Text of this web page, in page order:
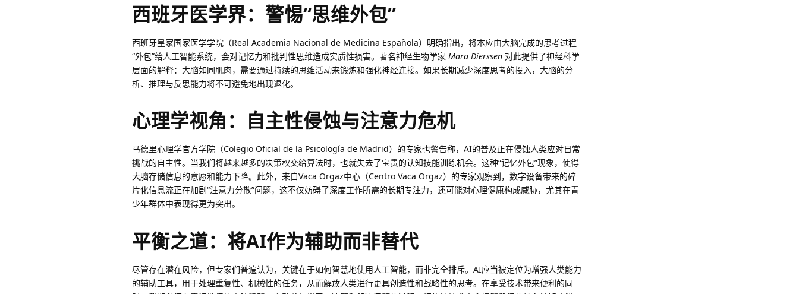
西班牙医学界：警惕“思维外包”
西班牙皇家国家医学学院（Real Academia Nacional de Medicina Española）明确指出，将本应由大脑完成的思考过程
“外包”给人工智能系统，会对记忆力和批判性思维造成实质性损害。著名神经生物学家 Mara Dierssen 对此提供了神经科学
层面的解释：大脑如同肌肉，需要通过持续的思维活动来锻炼和强化神经连接。如果长期减少深度思考的投入，大脑的分
析、推理与反思能力将不可避免地出现退化。
心理学视角：自主性侵蚀与注意力危机
马德里心理学官方学院（Colegio Oficial de la Psicología de Madrid）的专家也警告称，AI的普及正在侵蚀人类应对日常
挑战的自主性。当我们将越来越多的决策权交给算法时，也就失去了宝贵的认知技能训练机会。这种“记忆外包”现象，使得
大脑存储信息的意愿和能力下降。此外，来自Vaca Orgaz中心（Centro Vaca Orgaz）的专家观察到，数字设备带来的碎
片化信息流正在加剧“注意力分散”问题，这不仅妨碍了深度工作所需的长期专注力，还可能对心理健康构成威胁，尤其在青
少年群体中表现得更为突出。
平衡之道：将AI作为辅助而非替代
尽管存在潜在风险，但专家们普遍认为，关键在于如何智慧地使用人工智能，而非完全排斥。AI应当被定位为增强人类能力
的辅助工具，用于处理重复性、机械性的任务，从而解放人类进行更具创造性和战略性的思考。在享受技术带来便利的同